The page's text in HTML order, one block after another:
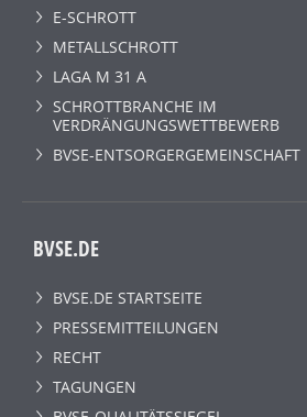
E-SCHROTT
METALLSCHROTT
LAGA M 31 A
SCHROTTBRANCHE IM
VERDRÄNGUNGSWETTBEWERB
BVSE-ENTSORGERGEMEINSCHAFT
BVSE.DE
BVSE.DE STARTSEITE
PRESSEMITTEILUNGEN
RECHT
TAGUNGEN